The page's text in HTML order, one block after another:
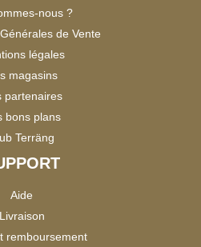
nous ?
de Vente
légales
magasins
partenaires
bons plans
Terräng
Aide
Livraison
remboursement